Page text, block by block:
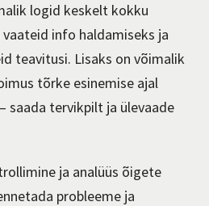
logid keskelt kokku
info haldamiseks ja
teavitusi. Lisaks on võimalik
tõrke esinemise ajal
saada tervikpilt ja ülevaade
ja analüüs õigete
probleeme ja